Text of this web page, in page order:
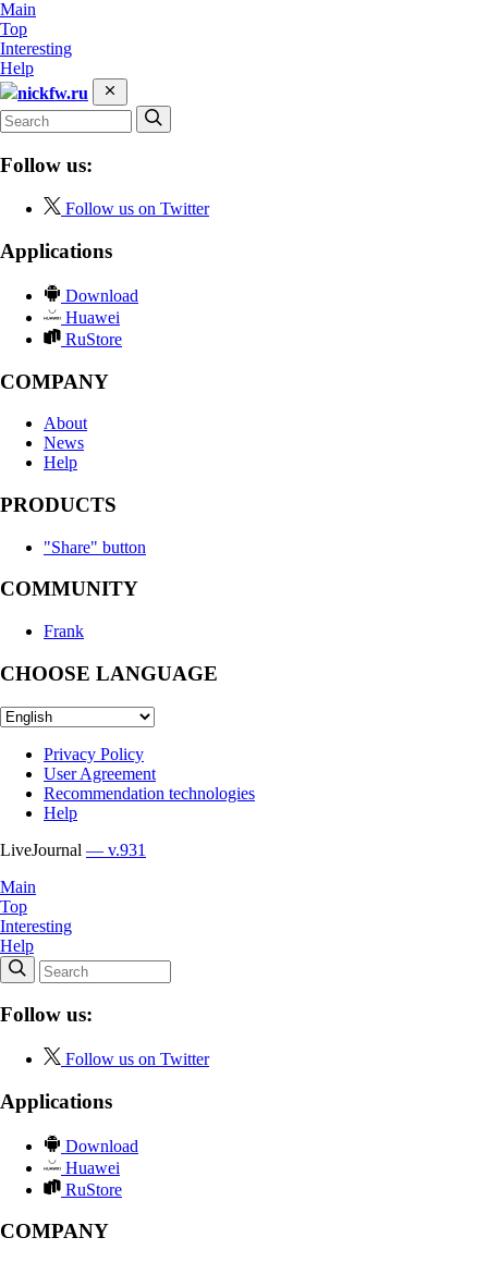
Main
Top
Interesting
Help
nickfw.ru
Follow us:
Follow us on Twitter
Applications
Download
Huawei
RuStore
COMPANY
About
News
Help
PRODUCTS
"Share" button
COMMUNITY
Frank
CHOOSE LANGUAGE
Privacy Policy
User Agreement
Recommendation technologies
Help
LiveJournal — v.931
Main
Top
Interesting
Help
Follow us:
Follow us on Twitter
Applications
Download
Huawei
RuStore
COMPANY